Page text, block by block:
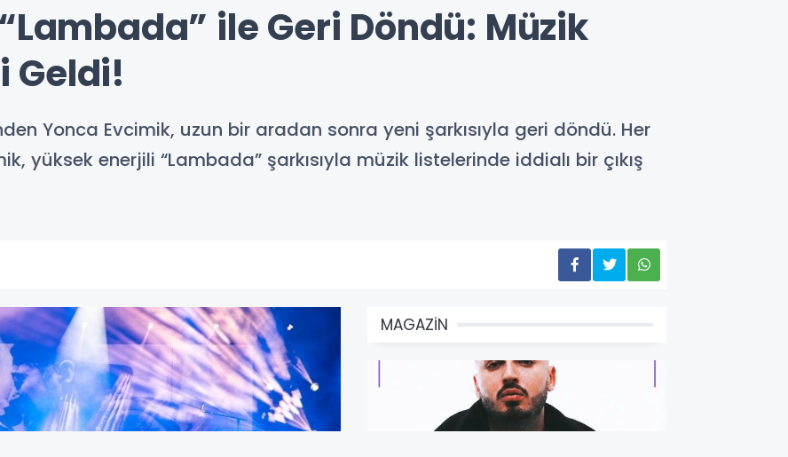
ile Geri Döndü: Müzik
Geldi!
Yonca Evcimik, uzun bir aradan sonra yeni şarkısıyla geri döndü. Her
yüksek enerjili “Lambada” şarkısıyla müzik listelerinde iddialı bir çıkış
MAGAZİN